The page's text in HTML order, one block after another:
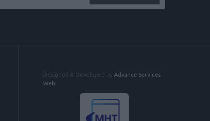
Designed & Developed by Advance Services
Web